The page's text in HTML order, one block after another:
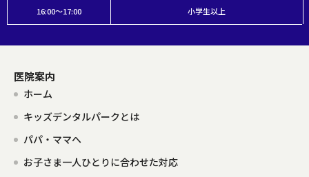
16:00～17:00 小学生以上
医院案内
ホーム
キッズデンタルパークとは
パパ・ママへ
お子さま一人ひとりに合わせた対応